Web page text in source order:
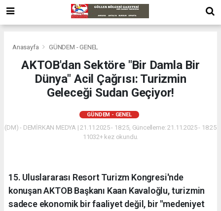
Anasayfa GÜNDEM - GENEL
AKTOB'dan Sektöre "Bir Damla Bir
Dünya" Acil Çağrısı: Turizmin
Geleceği Sudan Geçiyor!
GÜNDEM - GENEL
(DM) - DEMİRKAN MEDYA | 21.11.2025 - 18:25, Güncelleme: 21.11.2025 - 18:25
11032+ kez okundu.
​15. Uluslararası Resort Turizm Kongresi'nde
konuşan AKTOB Başkanı Kaan Kavaloğlu, turizmin
sadece ekonomik bir faaliyet değil, bir "medeniyet